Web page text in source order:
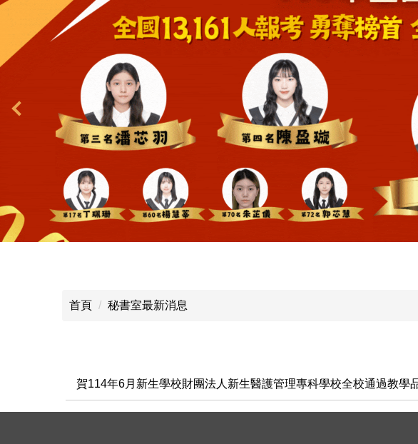
首頁 秘書室最新消息
賀114年6月新生學校財團法人新生醫護管理專科學校全校通過教學